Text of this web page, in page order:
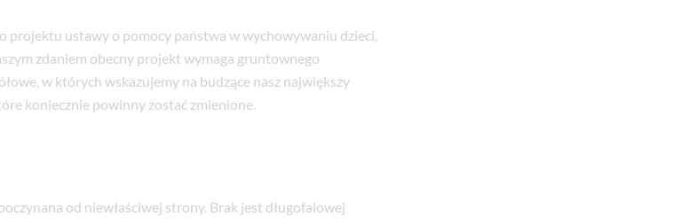
projektu ustawy o pomocy państwa w wychowywaniu dzieci,
zdaniem obecny projekt wymaga gruntownego
w których wskazujemy na budzące nasz największy
koniecznie powinny zostać zmienione.
od niewłaściwej strony. Brak jest długofalowej